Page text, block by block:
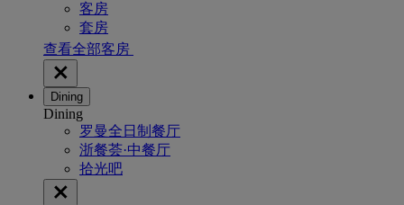
客房
套房
查看全部客房
Dining
Dining
罗曼全日制餐厅
浙餐荟·中餐厅
拾光吧